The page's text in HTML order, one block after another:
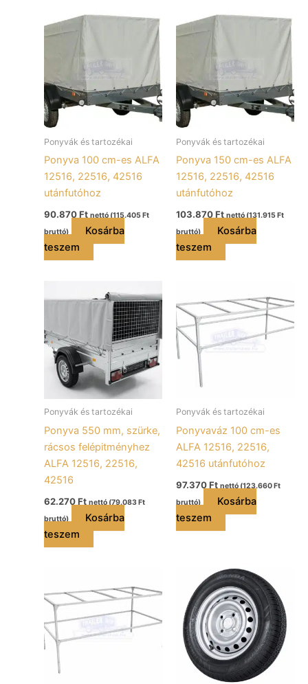
Ponyvák és tartozékai
Ponyva 100 cm-es ALFA
12516, 22516, 42516
utánfutóhoz
90.870Ft nettó (115.405 Ft
bruttó)
Kosárba
teszem
Ponyvák és tartozékai
Ponyva 150 cm-es ALFA
12516, 22516, 42516
utánfutóhoz
103.870Ft nettó (131.915 Ft
bruttó)
Kosárba
teszem
Ponyvák és tartozékai
Ponyva 550 mm, szürke,
rácsos felépitményhez
ALFA 12516, 22516,
42516
62.270Ft nettó (79.083Ft
bruttó)
Kosárba
teszem
Ponyvák és tartozékai
Ponyvaváz 100 cm-es
ALFA 12516, 22516,
42516 utánfutóhoz
97.370Ft nettó (123.660Ft
bruttó)
Kosárba
teszem